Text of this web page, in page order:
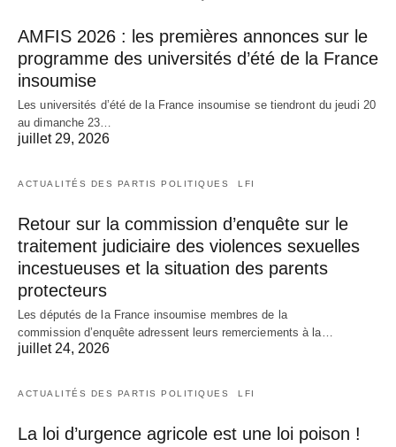
AMFIS 2026 : les premières annonces sur le
programme des universités d’été de la France
insoumise
Les universités d’été de la France insoumise se tiendront du jeudi 20
au dimanche 23…
juillet 29, 2026
ACTUALITÉS DES PARTIS POLITIQUES LFI
Retour sur la commission d’enquête sur le
traitement judiciaire des violences sexuelles
incestueuses et la situation des parents
protecteurs
Les députés de la France insoumise membres de la
commission d’enquête adressent leurs remerciements à la…
juillet 24, 2026
ACTUALITÉS DES PARTIS POLITIQUES LFI
La loi d’urgence agricole est une loi poison !